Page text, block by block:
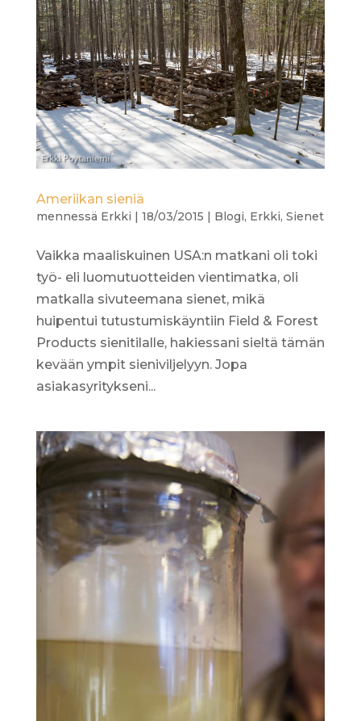
Ameriikan sieniä
mennessä Erkki | 18/03/2015 | Blogi, Erkki, Sienet
Vaikka maaliskuinen USA:n matkani oli toki
työ- eli luomutuotteiden vientimatka, oli
matkalla sivuteemana sienet, mikä
huipentui tutustumiskäyntiin Field & Forest
Products sienitilalle, hakiessani sieltä tämän
kevään ympit sieniviljelyyn. Jopa
asiakasyritykseni...